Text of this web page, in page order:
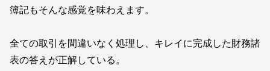
簿記もそんな感覚を味わえます。
全ての取引を間違いなく処理し、キレイに完成した財務諸
表の答えが正解している。